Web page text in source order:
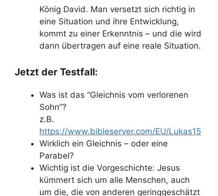
König David. Man versetzt sich richtig in
eine Situation und ihre Entwicklung,
kommt zu einer Erkenntnis – und die wird
dann übertragen auf eine reale Situation.
Jetzt der Testfall:
Was ist das “Gleichnis vom verlorenen
Sohn”?
z.B.
https://www.bibleserver.com/EU/Lukas15
Wirklich ein Gleichnis – oder eine
Parabel?
Wichtig ist die Vorgeschichte: Jesus
kümmert sich um alle Menschen, auch
um die, die von anderen geringgeschätzt